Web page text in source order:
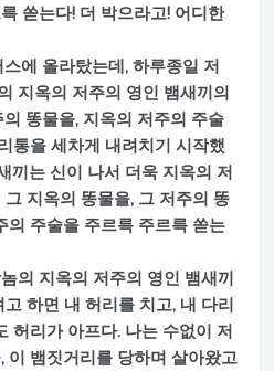
쏟는다! 더 박으라고! 어디한
에 올라탔는데, 하루종일 저
지옥의 저주의 영인 뱀새끼의
똥물을, 지옥의 저주의 주술
통을 세차게 내려치기 시작했
끼는 신이 나서 더욱 지옥의 저
지옥의 똥물을, 그 저주의 똥
의 주술을 주르륵 주르륵 쏟는
의 지옥의 저주의 영인 뱀새끼
하면 내 허리를 치고, 내 다리
허리가 아프다. 나는 수없이 저
이 뱀짓거리를 당하며 살아왔고